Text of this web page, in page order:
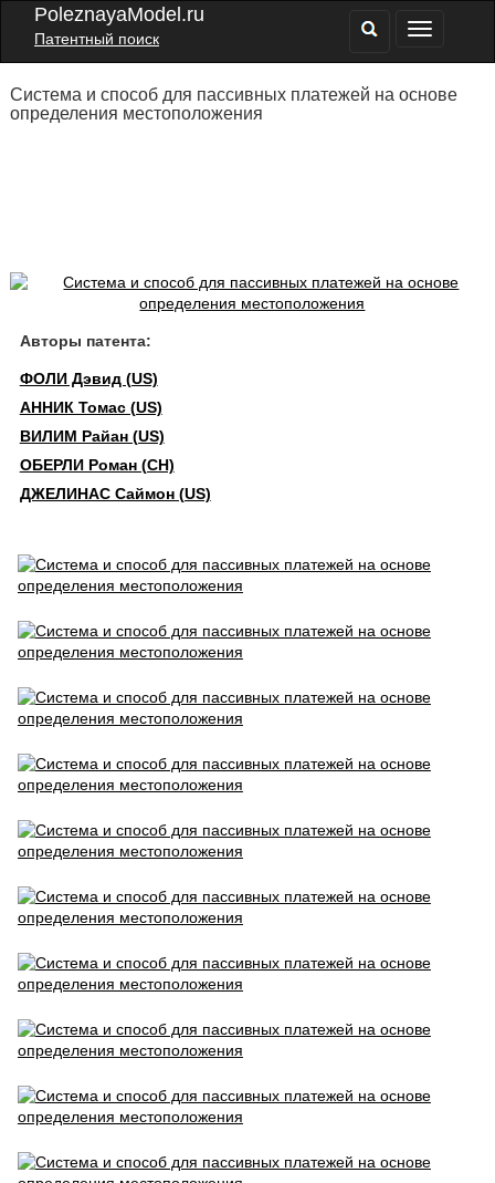
PoleznayaModel.ru
Патентный поиск
Система и способ для пассивных платежей на основе
определения местоположения
Авторы патента:
ФОЛИ Дэвид (US)
АННИК Томас (US)
ВИЛИМ Райан (US)
ОБЕРЛИ Роман (CH)
ДЖЕЛИНАС Саймон (US)